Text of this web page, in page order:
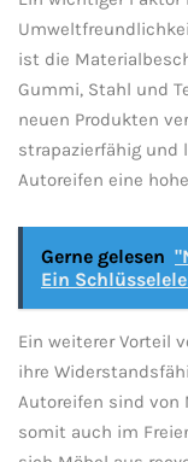
ist die
Gummi, ‍Stahl und
neuen Produkten
strapazierfähig und
Autoreifen ‌eine‌
Gerne gelesen
Ein
Ein weiterer Vorteil
ihre
Autoreifen⁢ sind​ von
somit auch im